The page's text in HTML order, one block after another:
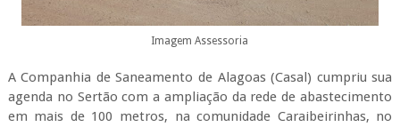
Imagem Assessoria
A Companhia de Saneamento de Alagoas (Casal) cumpriu sua
agenda no Sertão com a ampliação da rede de abastecimento
em mais de 100 metros, na comunidade Caraibeirinhas, no